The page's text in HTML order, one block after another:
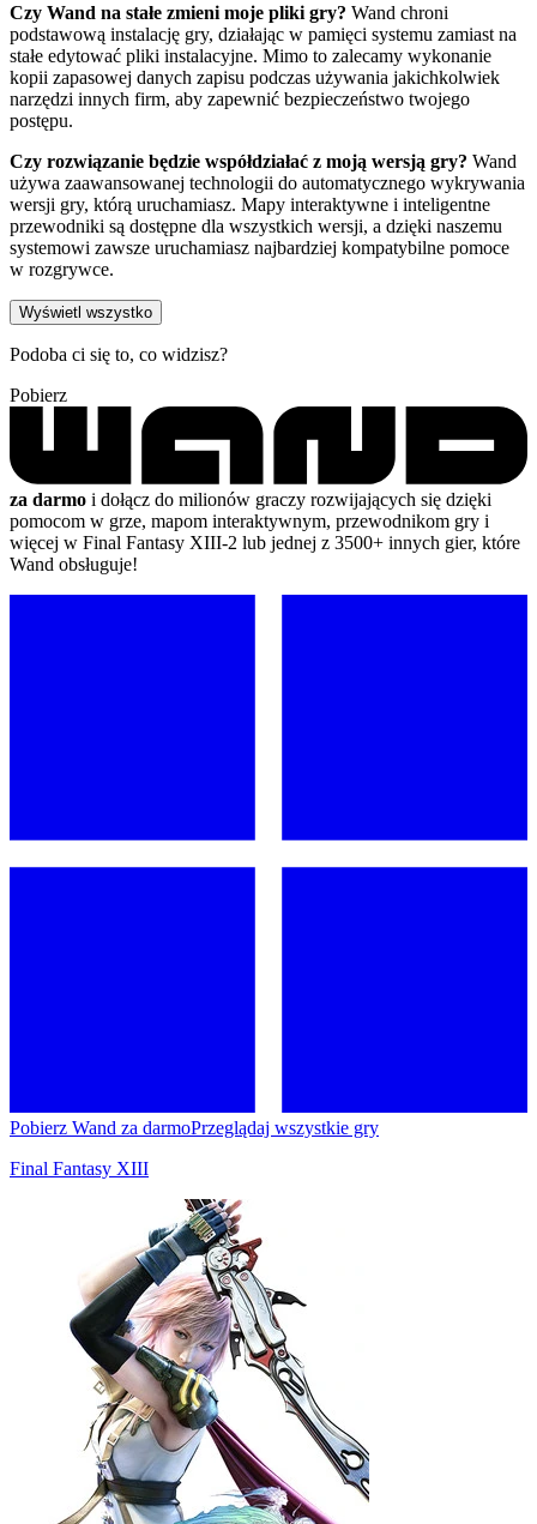
Czy Wand na stałe zmieni moje pliki gry? Wand chroni
podstawową instalację gry, działając w pamięci systemu zamiast na
stałe edytować pliki instalacyjne. Mimo to zalecamy wykonanie
kopii zapasowej danych zapisu podczas używania jakichkolwiek
narzędzi innych firm, aby zapewnić bezpieczeństwo twojego
postępu.
Czy rozwiązanie będzie współdziałać z moją wersją gry? Wand
używa zaawansowanej technologii do automatycznego wykrywania
wersji gry, którą uruchamiasz. Mapy interaktywne i inteligentne
przewodniki są dostępne dla wszystkich wersji, a dzięki naszemu
systemowi zawsze uruchamiasz najbardziej kompatybilne pomoce
w rozgrywce.
Wyświetl wszystko
Podoba ci się to, co widzisz?
Pobierz
za darmo i dołącz do milionów graczy rozwijających się dzięki
pomocom w grze, mapom interaktywnym, przewodnikom gry i
więcej w Final Fantasy XIII-2 lub jednej z 3500+ innych gier, które
Wand obsługuje!
Pobierz Wand za darmoPrzeglądaj wszystkie gry
Final Fantasy XIII